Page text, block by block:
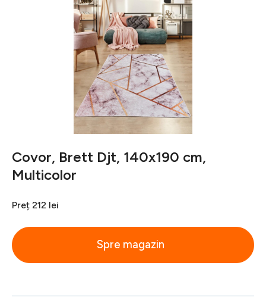
Covor, Brett Djt, 140x190 cm,
Multicolor
Preț 212 lei
Spre magazin